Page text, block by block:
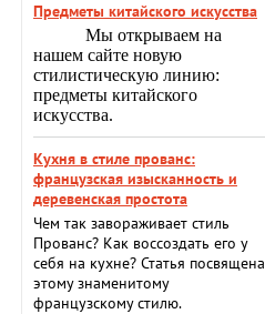
Предметы китайского искусства
Мы открываем на
нашем сайте новую
стилистическую линию:
предметы китайского
искусства.
Кухня в стиле прованс:
французская изысканность и
деревенская простота
Чем так завораживает стиль
Прованс? Как воссоздать его у
себя на кухне? Статья посвящена
этому знаменитому
французскому стилю.